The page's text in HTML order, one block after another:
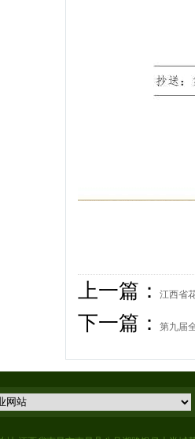
上一篇： 江西省
下一篇： 第九届